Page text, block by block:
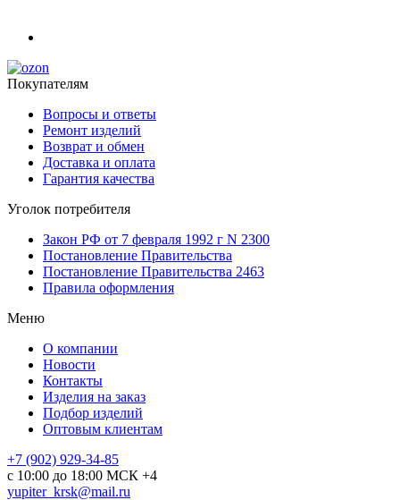
Покупателям
Вопросы и ответы
Ремонт изделий
Возврат и обмен
Доставка и оплата
Гарантия качества
Уголок потребителя
Закон РФ от 7 февраля 1992 г N 2300
Постановление Правительства
Постановление Правительства 2463
Правила оформления
Меню
О компании
Новости
Контакты
Изделия на заказ
Подбор изделий
Оптовым клиентам
+7 (902) 929-34-85
с 10:00 до 18:00 МСК +4
yupiter_krsk@mail.ru